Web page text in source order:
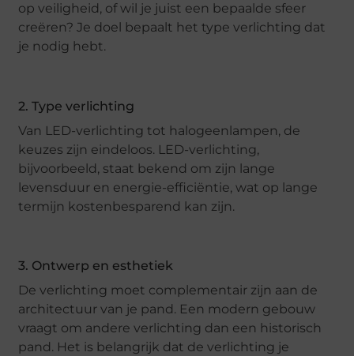
op veiligheid, of wil je juist een bepaalde sfeer
creëren? Je doel bepaalt het type verlichting dat
je nodig hebt.
2. Type verlichting
Van LED-verlichting tot halogeenlampen, de
keuzes zijn eindeloos. LED-verlichting,
bijvoorbeeld, staat bekend om zijn lange
levensduur en energie-efficiëntie, wat op lange
termijn kostenbesparend kan zijn.
3. Ontwerp en esthetiek
De verlichting moet complementair zijn aan de
architectuur van je pand. Een modern gebouw
vraagt om andere verlichting dan een historisch
pand. Het is belangrijk dat de verlichting je